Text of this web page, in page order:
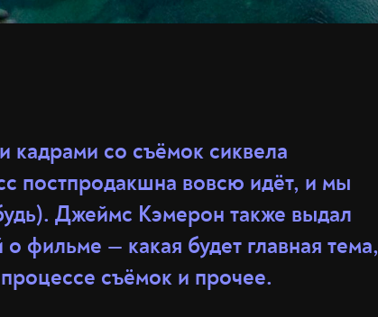
кадрами со съёмок сиквела
постпродакшна вовсю идёт, и мы
Джеймс Кэмерон также выдал
фильме — какая будет главная тема,
съёмок и прочее.